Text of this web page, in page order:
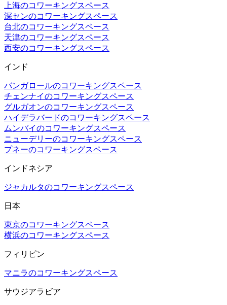
上海のコワーキングスペース
深センのコワーキングスペース
台北のコワーキングスペース
天津のコワーキングスペース
西安のコワーキングスペース
インド
バンガロールのコワーキングスペース
チェンナイのコワーキングスペース
グルガオンのコワーキングスペース
ハイデラバードのコワーキングスペース
ムンバイのコワーキングスペース
ニューデリーのコワーキングスペース
プネーのコワーキングスペース
インドネシア
ジャカルタのコワーキングスペース
日本
東京のコワーキングスペース
横浜のコワーキングスペース
フィリピン
マニラのコワーキングスペース
サウジアラビア